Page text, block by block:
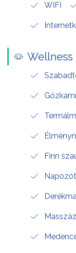
WIFI
Finn